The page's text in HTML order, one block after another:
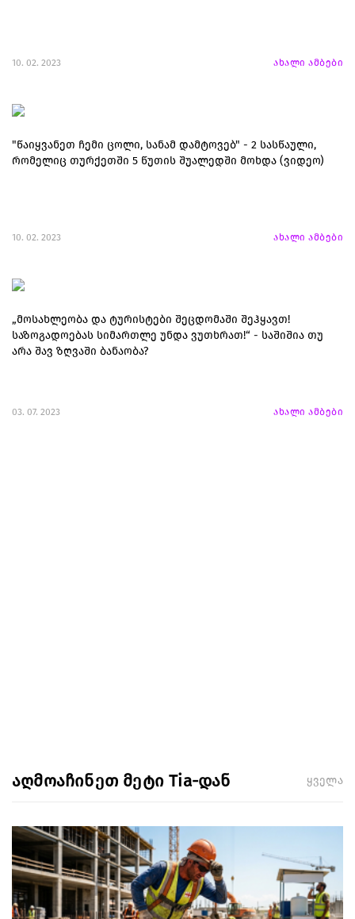
10. 02. 2023 ახალი ამბები
"წაიყვანეთ ჩემი ცოლი, სანამ დამტოვებ" - 2 სასწაული,
რომელიც თურქეთში 5 წუთის შუალედში მოხდა (ვიდეო)
10. 02. 2023 ახალი ამბები
„მოსახლეობა და ტურისტები შეცდომაში შეჰყავთ!
საზოგადოებას სიმართლე უნდა ვუთხრათ!“ - საშიშია თუ
არა შავ ზღვაში ბანაობა?
03. 07. 2023 ახალი ამბები
აღმოაჩინეთ მეტი Tia-დან ყველა